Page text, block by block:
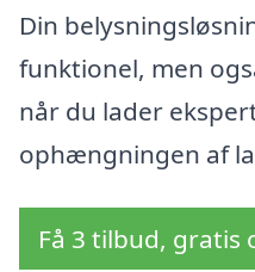
Din
funktionel, men
når du lader
ophængningen af
Få 3 tilbud,